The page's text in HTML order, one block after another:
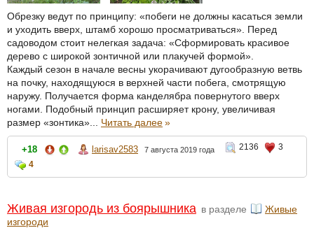
Обрезку ведут по принципу: «побеги не должны касаться земли
и уходить вверх, штамб хорошо просматриваться». Перед
садоводом стоит нелегкая задача: «Сформировать красивое
дерево с широкой зонтичной или плакучей формой».
Каждый сезон в начале весны укорачивают дугообразную ветвь
на почку, находящуюся в верхней части побега, смотрящую
наружу. Получается форма канделябра повернутого вверх
ногами. Подобный принцип расширяет крону, увеличивая
размер «зонтика»... Читать далее»
+18 larisav2583 7 августа 2019 года 2136
3
4
Живая изгородь из боярышника в разделе
Живые
изгороди